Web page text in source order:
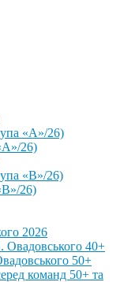
«А»/26)
26)
«В»/26)
26)
2026
Овадовського 40+
50+
команд 50+ та